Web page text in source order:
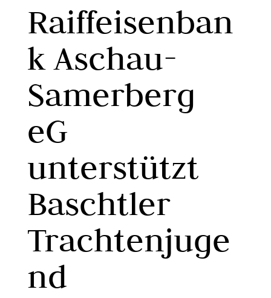
Raiffeisenban
k Aschau-
Samerberg
eG
unterstützt
Baschtler
Trachtenjuge
nd